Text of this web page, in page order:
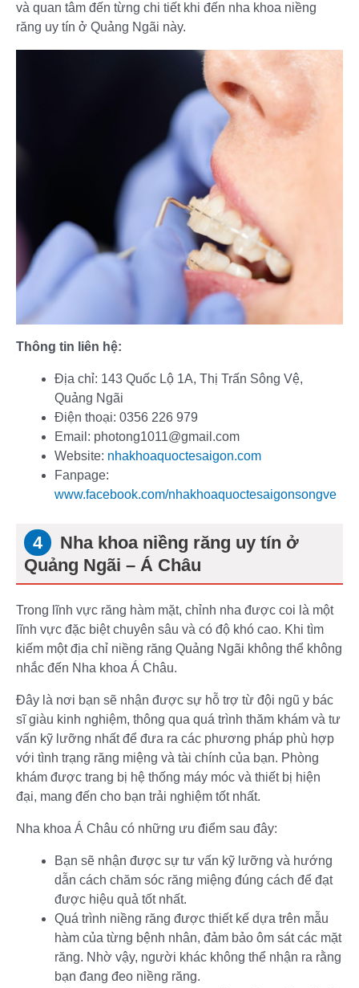
và quan tâm đến từng chi tiết khi đến nha khoa niềng
răng uy tín ở Quảng Ngãi này.
Thông tin liên hệ:
Địa chỉ: 143 Quốc Lộ 1A, Thị Trấn Sông Vệ,
Quảng Ngãi
Điện thoại: 0356 226 979
Email: photong1011@gmail.com
Website: nhakhoaquoctesaigon.com
Fanpage:
www.facebook.com/nhakhoaquoctesaigonsongve
Nha khoa niềng răng uy tín ở
Quảng Ngãi – Á Châu
Trong lĩnh vực răng hàm mặt, chỉnh nha được coi là một
lĩnh vực đặc biệt chuyên sâu và có độ khó cao. Khi tìm
kiếm một địa chỉ niềng răng Quảng Ngãi không thể không
nhắc đến Nha khoa Á Châu.
Đây là nơi bạn sẽ nhận được sự hỗ trợ từ đội ngũ y bác
sĩ giàu kinh nghiệm, thông qua quá trình thăm khám và tư
vấn kỹ lưỡng nhất để đưa ra các phương pháp phù hợp
với tình trạng răng miệng và tài chính của bạn. Phòng
khám được trang bị hệ thống máy móc và thiết bị hiện
đại, mang đến cho bạn trải nghiệm tốt nhất.
Nha khoa Á Châu có những ưu điểm sau đây:
Bạn sẽ nhận được sự tư vấn kỹ lưỡng và hướng
dẫn cách chăm sóc răng miệng đúng cách để đạt
được hiệu quả tốt nhất.
Quá trình niềng răng được thiết kế dựa trên mẫu
hàm của từng bệnh nhân, đảm bảo ôm sát các mặt
răng. Nhờ vậy, người khác không thể nhận ra rằng
bạn đang đeo niềng răng.